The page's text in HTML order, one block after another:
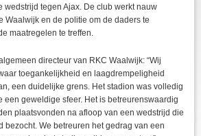
wedstrijd tegen Ajax. De club werkt nauw
Waalwijk en de politie om de daders te
maatregelen te treffen.
directeur van RKC Waalwijk: “Wij
toegankelijkheid en laagdrempeligheid
een duidelijke grens. Het stadion was volledig
een geweldige sfeer. Het is betreurenswaardig
plaatsvonden na afloop van een wedstrijd die
bezocht. We betreuren het gedrag van een